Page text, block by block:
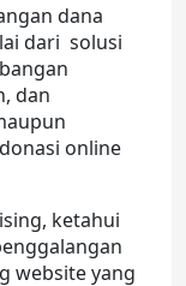
dana
dari solusi
dan
online
ketahui
website yang